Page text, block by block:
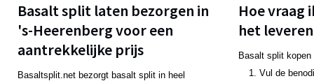
Basalt split laten bezorgen in
's-Heerenberg voor een
aantrekkelijke prijs
Basaltsplit.net bezorgt basalt split in heel
Hoe vraag
het
Basalt split
Vul de